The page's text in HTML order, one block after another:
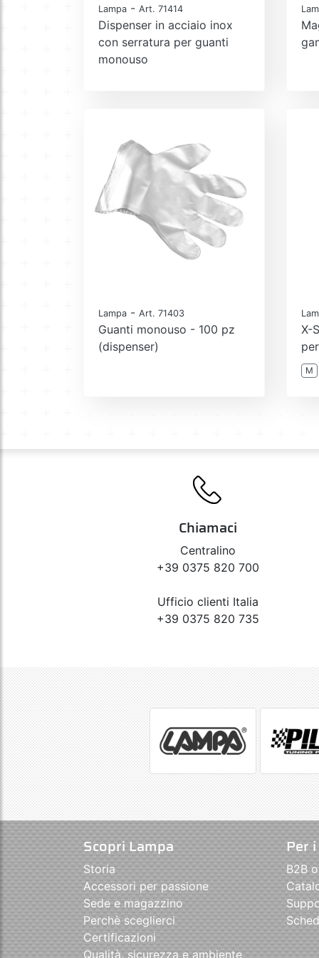
Lampa - Art. 71414
Dispenser in acciaio inox
con serratura per guanti
monouso
Lampa - Art. 71403
Guanti monouso - 100 pz
(dispenser)
X-
M
Chiamaci
Centralino
+39 0375 820 700
Ufficio clienti Italia
+39 0375 820 735
Scopri Lampa
Storia
Accessori per passione
Sede e magazzino
Perchè sceglierci
Certificazioni
Qualità, sicurezza e ambiente
Per
B2B